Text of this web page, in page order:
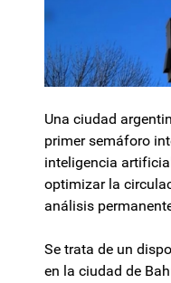
Una ciudad
primer semáforo
inteligencia
optimizar la
análisis
Se trata de un
en la ciudad de